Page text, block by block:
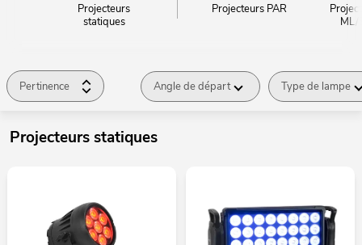
Projecteurs
statiques
Projecteurs PAR
ML/
Pertinence Angle de départ Type de lampe
Projecteurs statiques